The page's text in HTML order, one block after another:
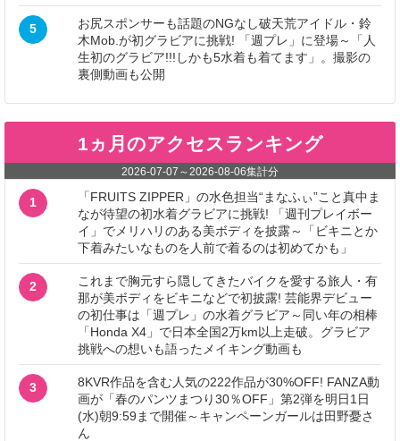
5
お尻スポンサーも話題のNGなし破天荒アイドル・鈴
木Mob.が初グラビアに挑戦! 「週プレ」に登場～「人
生初のグラビア!!!しかも5水着も着てます」。撮影の
裏側動画も公開
1ヵ月のアクセスランキング
2026-07-07 ～ 2026-08-06集計分
1
「FRUITS ZIPPER」の水色担当“まなふぃ”こと真中ま
なが待望の初水着グラビアに挑戦! 「週刊プレイボー
イ」でメリハリのある美ボディを披露～「ビキニとか
下着みたいなものを人前で着るのは初めてかも」
2
これまで胸元すら隠してきたバイクを愛する旅人・有
那が美ボディをビキニなどで初披露! 芸能界デビュー
の初仕事は「週プレ」の水着グラビア～同い年の相棒
「Honda X4」で日本全国2万km以上走破。グラビア
挑戦への想いも語ったメイキング動画も
3
8KVR作品を含む人気の222作品が30%OFF! FANZA動
画が「春のパンツまつり30％OFF」第2弾を明日1日
(水)朝9:59まで開催～キャンペーンガールは田野憂さ
ん